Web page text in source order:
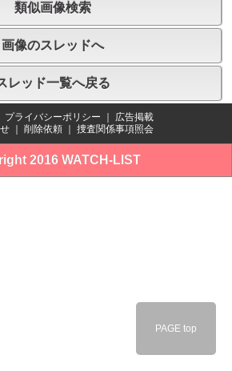
類似画像検索
画像のスレッドへ
レッド一覧へ戻る
プライバシーポリシー
広告掲載
削除依頼 捜査関係事項照会
2016 WATCH-LIST
PAGE top